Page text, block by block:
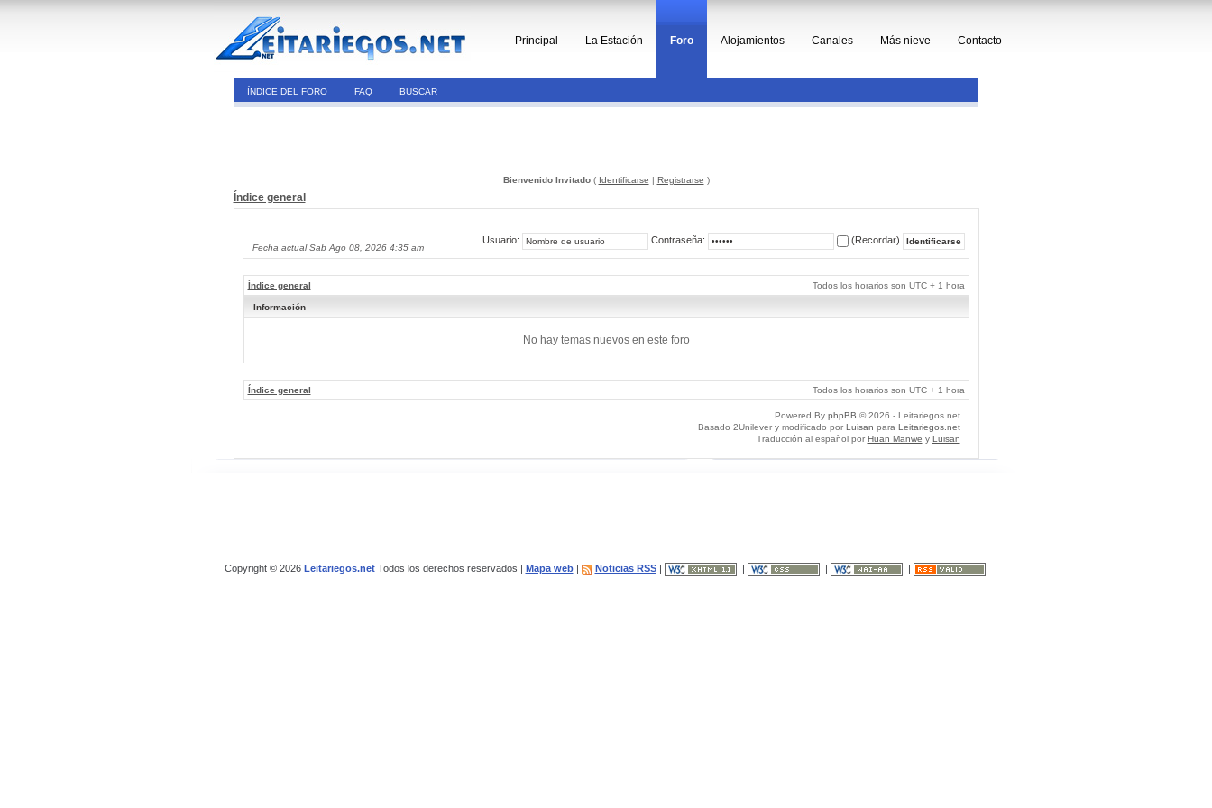
Principal La Estación Foro Alojamientos Canales Más nieve Contacto
ÍNDICE DEL FORO FAQ BUSCAR
Bienvenido Invitado( Identificarse | Registrarse )
Índice general
Fecha actual Sab Ago 08, 2026 4:35 am
Usuario: Contraseña: (Recordar)
Índice general Todos los horarios son UTC + 1 hora
Información
No hay temas nuevos en este foro
Índice general Todos los horarios son UTC + 1 hora
Powered By phpBB © 2026 - Leitariegos.net
Basado 2Unilever y modificado por Luisan para Leitariegos.net
Traducción al español por Huan Manwë y Luisan
Copyright © 2026 Leitariegos.netTodos los derechos reservados | Mapa web| Noticias RSS|